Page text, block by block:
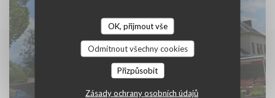
OK, přijmout vše
Odmítnout všechny cookies
Přizpůsobit
Zásady ochrany osobních údajů